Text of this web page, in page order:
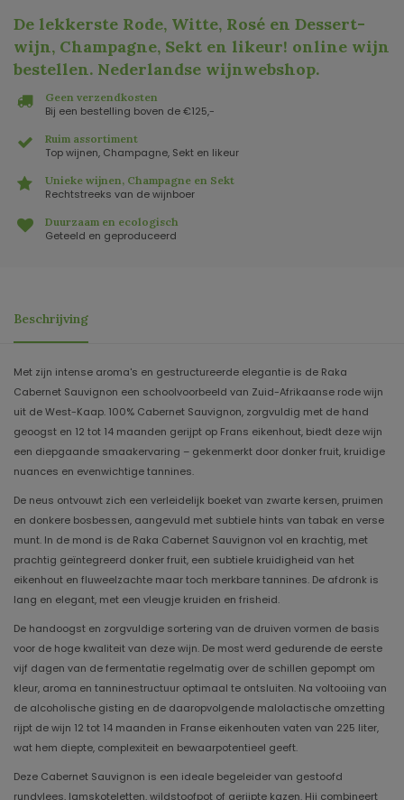
De lekkerste Rode, Witte, Rosé en Dessert-
wijn, Champagne, Sekt en likeur! online wijn
bestellen. Nederlandse wijnwebshop.
Geen verzendkosten
Bij een bestelling boven de €125,-
Ruim assortiment
Top wijnen, Champagne, Sekt en likeur
Unieke wijnen, Champagne en Sekt
Rechtstreeks van de wijnboer
Duurzaam en ecologisch
Geteeld en geproduceerd
Beschrijving
Met zijn intense aroma's en gestructureerde elegantie is de Raka
Cabernet Sauvignon een schoolvoorbeeld van Zuid-Afrikaanse rode wijn
uit de West-Kaap. 100% Cabernet Sauvignon, zorgvuldig met de hand
geoogst en 12 tot 14 maanden gerijpt op Frans eikenhout, biedt deze wijn
een diepgaande smaakervaring – gekenmerkt door donker fruit, kruidige
nuances en evenwichtige tannines.
De neus ontvouwt zich een verleidelijk boeket van zwarte kersen, pruimen
en donkere bosbessen, aangevuld met subtiele hints van tabak en verse
munt. In de mond is de Raka Cabernet Sauvignon vol en krachtig, met
prachtig geïntegreerd donker fruit, een subtiele kruidigheid van het
eikenhout en fluweelzachte maar toch merkbare tannines. De afdronk is
lang en elegant, met een vleugje kruiden en frisheid.
De handoogst en zorgvuldige sortering van de druiven vormen de basis
voor de hoge kwaliteit van deze wijn. De most werd gedurende de eerste
vijf dagen van de fermentatie regelmatig over de schillen gepompt om
kleur, aroma en tanninestructuur optimaal te ontsluiten. Na voltooiing van
de alcoholische gisting en de daaropvolgende malolactische omzetting
rijpt de wijn 12 tot 14 maanden in Franse eikenhouten vaten van 225 liter,
wat hem diepte, complexiteit en bewaarpotentieel geeft.
Deze Cabernet Sauvignon is een ideale begeleider van gestoofd
rundvlees, lamskoteletten, wildstoofpot of gerijpte kazen. Hij combineert